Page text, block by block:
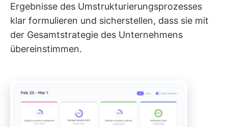
Ergebnisse des Umstrukturierungsprozesses
klar formulieren und sicherstellen, dass sie mit
der Gesamtstrategie des Unternehmens
übereinstimmen.